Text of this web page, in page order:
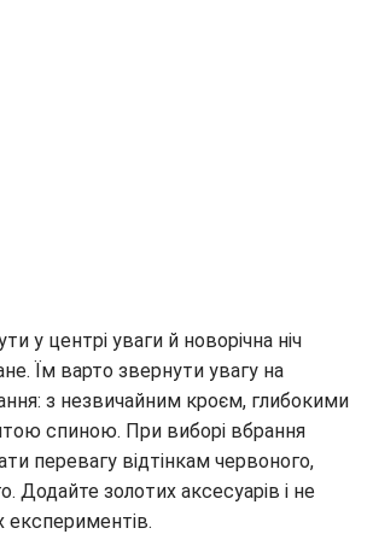
у центрі уваги й новорічна ніч
Їм варто звернути увагу на
з незвичайним кроєм, глибокими
спиною. При виборі вбрання
перевагу відтінкам червоного,
Додайте золотих аксесуарів і не
експериментів.